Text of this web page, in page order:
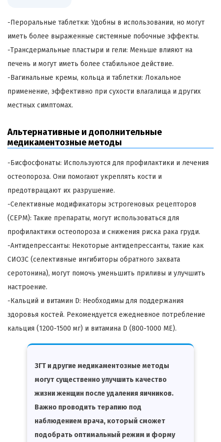
-Пероральные таблетки: Удобны в использовании, но могут
иметь более выраженные системные побочные эффекты.
-Трансдермальные пластыри и гели: Меньше влияют на
печень и могут иметь более стабильное действие.
-Вагинальные кремы, кольца и таблетки: Локальное
применение, эффективно при сухости влагалища и других
местных симптомах.
Альтернативные и дополнительные
медикаментозные методы
-Бисфосфонаты: Используются для профилактики и лечения
остеопороза. Они помогают укреплять кости и
предотвращают их разрушение.
-Селективные модификаторы эстрогеновых рецепторов
(СЕРМ): Такие препараты, могут использоваться для
профилактики остеопороза и снижения риска рака груди.
-Антидепрессанты: Некоторые антидепрессанты, такие как
СИОЗС (селективные ингибиторы обратного захвата
серотонина), могут помочь уменьшить приливы и улучшить
настроение.
-Кальций и витамин D: Необходимы для поддержания
здоровья костей. Рекомендуется ежедневное потребление
кальция (1200-1500 мг) и витамина D (800-1000 МЕ).
ЗГТ и другие медикаментозные методы
могут существенно улучшить качество
жизни женщин после удаления яичников.
Важно проводить терапию под
наблюдением врача, который сможет
подобрать оптимальный режим и форму